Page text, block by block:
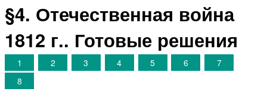
§4. Отечественная война
1812 г.. Готовые решения
1 2 3 4 5 6
7
8